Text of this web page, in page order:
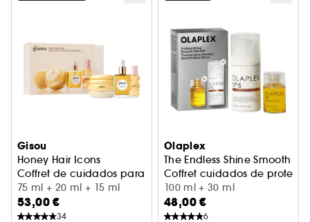
Gisou
Honey Hair Icons
Coffret de cuidados para cabelo, hidratação e brilho
75 ml + 20 ml + 15 ml
53,00 €
34
Olaplex
The Endless Shine Smooth
Coffret cuidados de
100 ml + 30 ml
48,00 €
6